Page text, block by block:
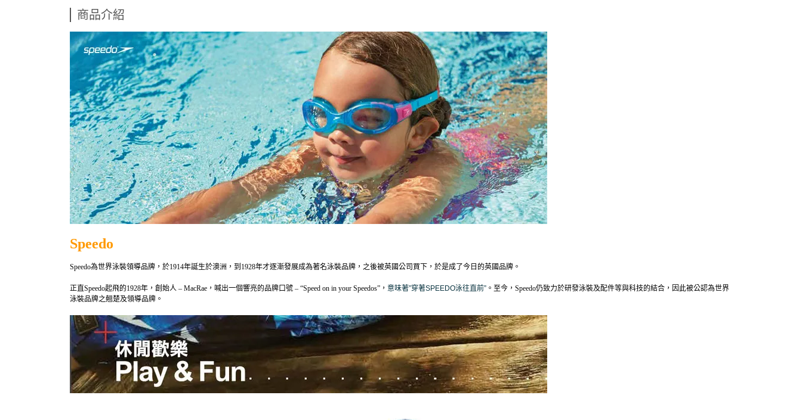
商品介紹
Speedo
Speedo為世界泳裝領導品牌 ，於1914年誕生於澳洲，到1928年才逐漸發展成為著名泳裝品牌，之後被英國公司買下，於是成了今日的英國品牌。
正直Speedo起飛的1928年，創始人 – MacRae，喊出一個響亮的品牌口號 – “Speed on in your Speedos”， 意味著”穿著SPEEDO泳往直前” 。至今，Speedo仍致力於研發泳裝及配件等與科技的結合，因此被公認為世界
泳裝品牌之翹楚及領導品牌。